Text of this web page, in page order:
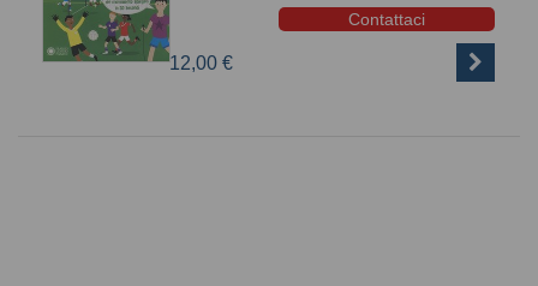
Contattaci
12,00 €